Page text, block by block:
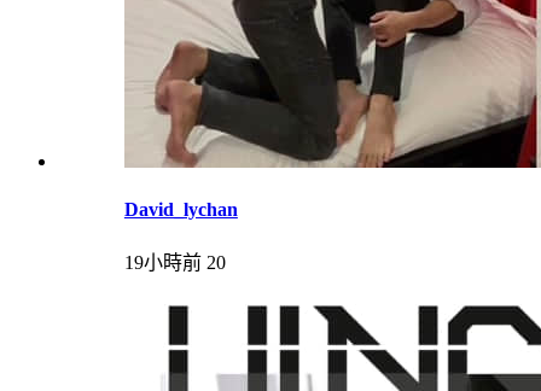
David_lychan
19小時前 20